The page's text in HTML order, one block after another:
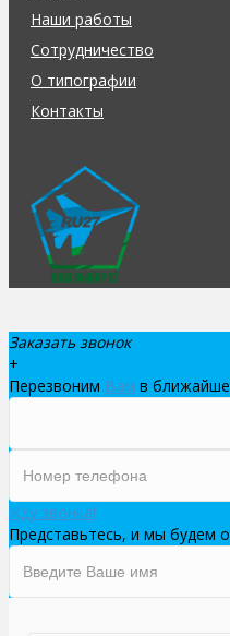
Наши работы
Сотрудничество
О типографии
Контакты
Заказать звонок
+
Перезвоним Вам в
Жду звонка!
Представьтесь, и мы будем